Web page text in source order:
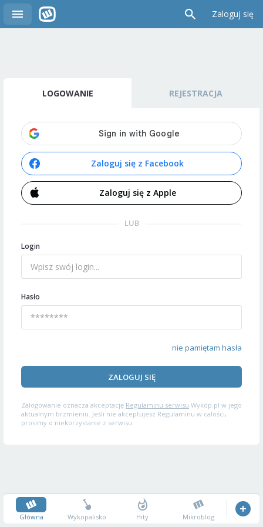
Zaloguj się
LOGOWANIE REJESTRACJA
Zaloguj się z Facebook
Zaloguj się z Apple
LUB
Login
Hasło
nie pamiętam hasła
ZALOGUJ SIĘ
Zalogowanie oznacza akceptację Regulaminu serwisu Wykop.pl w jego
aktualnym brzmieniu. Jeśli nie akceptujesz Regulaminu w całości,
prosimy o niekorzystanie z serwisu.
Główna Wykopalisko Hity Mikroblog